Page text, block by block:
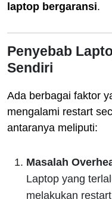
laptop bergaransi.
Penyebab
Sendiri
Ada berbagai faktor
mengalami restart
antaranya meliputi:
Masalah
Laptop yang
melakukan